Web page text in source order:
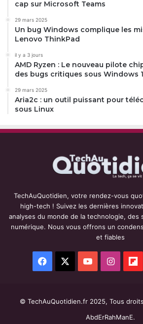
cap sur Microsoft Teams
29 mars 2025
Un bug Windows complique les
Lenovo ThinkPad
il y a 3 jours
AMD Ryzen : Le nouveau pilote
des bugs critiques sous Windows
29 mars 2025
Aria2c : un outil puissant pour
sous Linux
TechAuQuotidien, votre rendez-vous
high-tech ! Suivez les dernières
analyses du monde de la technologie, des
numérique. Nous vous offrons un
et fiables
Facebook YouTube
© TechAuQuotidien.fr 2025, Tous
AbdErRahManE.